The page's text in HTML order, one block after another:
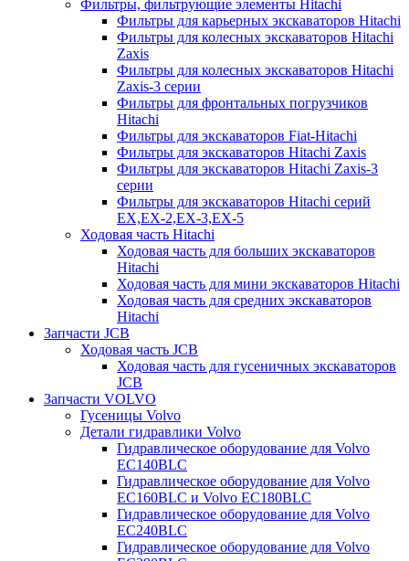
Фильтры, фильтрующие элементы Hitachi
Фильтры для карьерных экскаваторов Hitachi
Фильтры для колесных экскаваторов Hitachi
Zaxis
Фильтры для колесных экскаваторов Hitachi
Zaxis-3 серии
Фильтры для фронтальных погрузчиков
Hitachi
Фильтры для экскаваторов Fiat-Hitachi
Фильтры для экскаваторов Hitachi Zaxis
Фильтры для экскаваторов Hitachi Zaxis-3
серии
Фильтры для экскаваторов Hitachi серий
EX,EX-2,EX-3,EX-5
Ходовая часть Hitachi
Ходовая часть для больших экскаваторов
Hitachi
Ходовая часть для мини экскаваторов Hitachi
Ходовая часть для средних экскаваторов
Hitachi
Запчасти JCB
Ходовая часть JCB
Ходовая часть для гусеничных экскаваторов
JCB
Запчасти VOLVO
Гусеницы Volvo
Детали гидравлики Volvo
Гидравлическое оборудование для Volvo
EC140BLC
Гидравлическое оборудование для Volvo
EC160BLC и Volvo EC180BLC
Гидравлическое оборудование для Volvo
EC240BLC
Гидравлическое оборудование для Volvo